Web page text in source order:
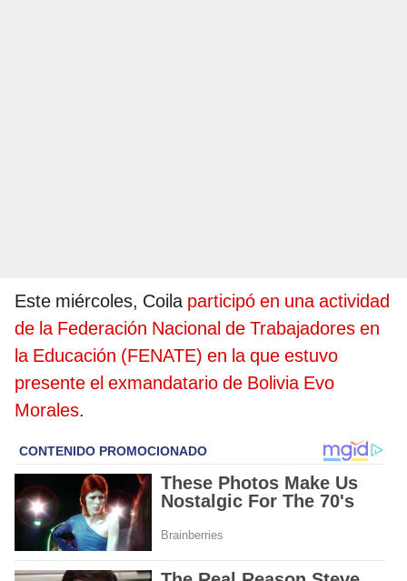
Este miércoles, Coila participó en una actividad
de la Federación Nacional de Trabajadores en
la Educación (FENATE) en la que estuvo
presente el exmandatario de Bolivia Evo
Morales.